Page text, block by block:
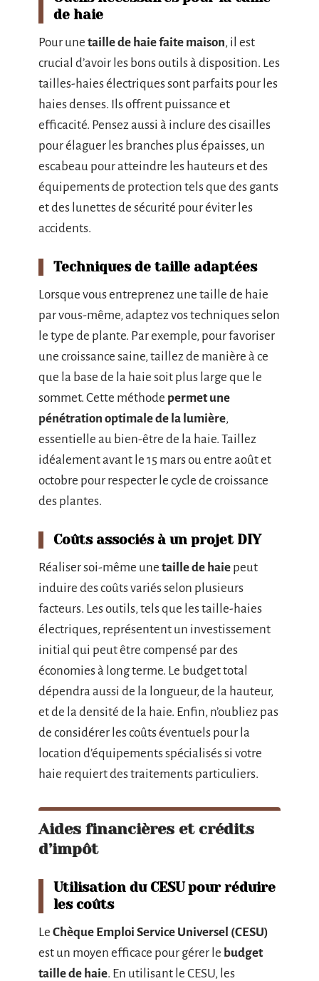
de haie
Pour une taille de haie faite maison, il est
crucial d’avoir les bons outils à disposition. Les
tailles-haies électriques sont parfaits pour les
haies denses. Ils offrent puissance et
efficacité. Pensez aussi à inclure des cisailles
pour élaguer les branches plus épaisses, un
escabeau pour atteindre les hauteurs et des
équipements de protection tels que des gants
et des lunettes de sécurité pour éviter les
accidents.
Techniques de taille adaptées
Lorsque vous entreprenez une taille de haie
par vous-même, adaptez vos techniques selon
le type de plante. Par exemple, pour favoriser
une croissance saine, taillez de manière à ce
que la base de la haie soit plus large que le
sommet. Cette méthode permet une
pénétration optimale de la lumière,
essentielle au bien-être de la haie. Taillez
idéalement avant le 15 mars ou entre août et
octobre pour respecter le cycle de croissance
des plantes.
Coûts associés à un projet DIY
Réaliser soi-même une taille de haie peut
induire des coûts variés selon plusieurs
facteurs. Les outils, tels que les taille-haies
électriques, représentent un investissement
initial qui peut être compensé par des
économies à long terme. Le budget total
dépendra aussi de la longueur, de la hauteur,
et de la densité de la haie. Enfin, n’oubliez pas
de considérer les coûts éventuels pour la
location d’équipements spécialisés si votre
haie requiert des traitements particuliers.
Aides financières et crédits
d’impôt
Utilisation du CESU pour réduire
les coûts
Le Chèque Emploi Service Universel (CESU)
est un moyen efficace pour gérer le budget
taille de haie. En utilisant le CESU, les